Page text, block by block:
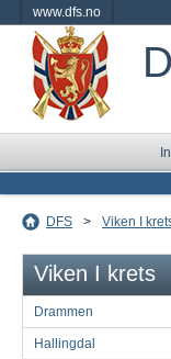
www.dfs.no
DFS > Viken I
Viken I krets
Drammen
Hallingdal